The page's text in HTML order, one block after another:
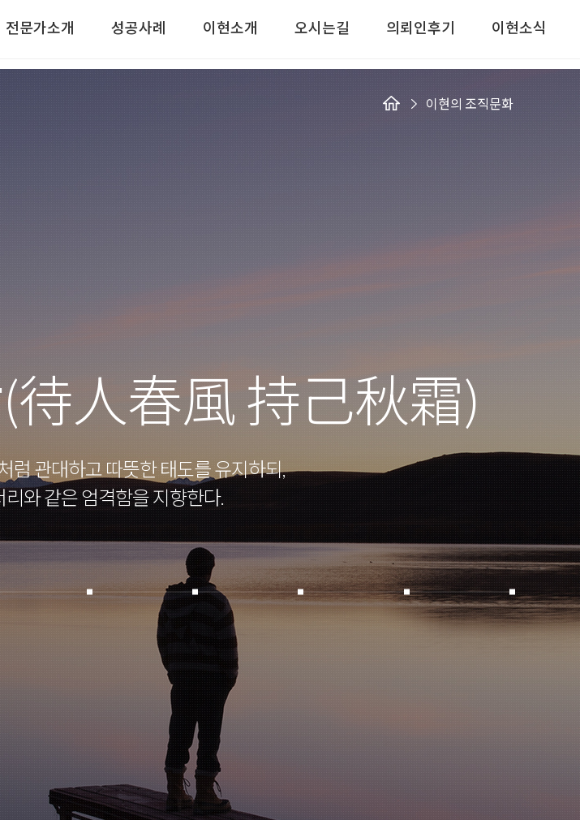
전문가소개 성공사례 이현소개 오시는길 의뢰인후기 이현소식
이현의 조직문화
(待人春風 持己秋霜)
럼 관대하고 따뜻한 태도를 유지하되,
와 같은 엄격함을 지향한다.